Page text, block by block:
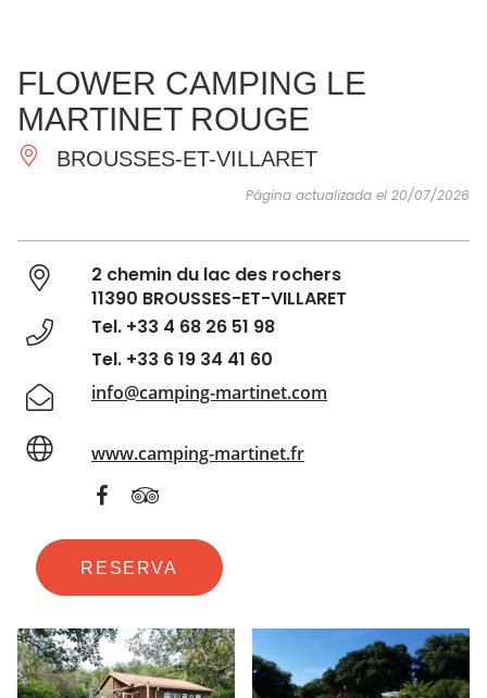
IMPRESCINDIBLES
HACER
INSPIRACIONES
FLOWER CAMPING LE
MARTINET ROUGE
BROUSSES-ET-VILLARET
Página actualizada el 20/07/2026
2 chemin du lac des rochers
11390 BROUSSES-ET-VILLARET
Tel. +33 4 68 26 51 98
Tel. +33 6 19 34 41 60
info@camping-martinet.com
www.camping-martinet.fr
RESERVA